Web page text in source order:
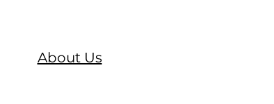
About Us